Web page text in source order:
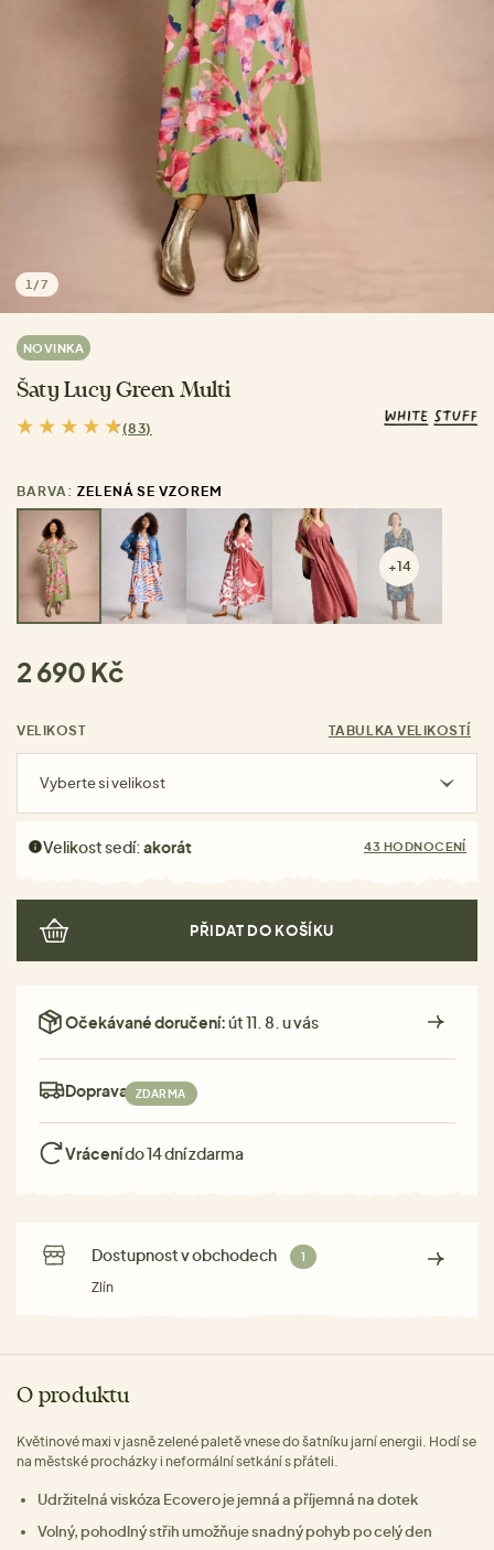
1 /7
NOVINKA
Šaty Lucy Green Multi
(83)
BARVA: ZELENÁ SE VZOREM
+14
2 690 Kč
VELIKOST TABULKA VELIKOSTÍ
Vyberte si velikost
Velikost sedí:akorát 43 HODNOCENÍ
PŘIDAT DO KOŠÍKU
Očekávané doručení:út 11. 8. u vás
Doprava: ZDARMA
Vrácenído 14 dní zdarma
Dostupnost v obchodech 1
Zlín
O produktu
Květinové maxi v jasně zelené paletě vnese do šatníku jarní energii. Hodí se
na městské procházky i neformální setkání s přáteli.
Udržitelná viskóza Ecovero je jemná a příjemná na dotek
Volný, pohodlný střih umožňuje snadný pohyb po celý den